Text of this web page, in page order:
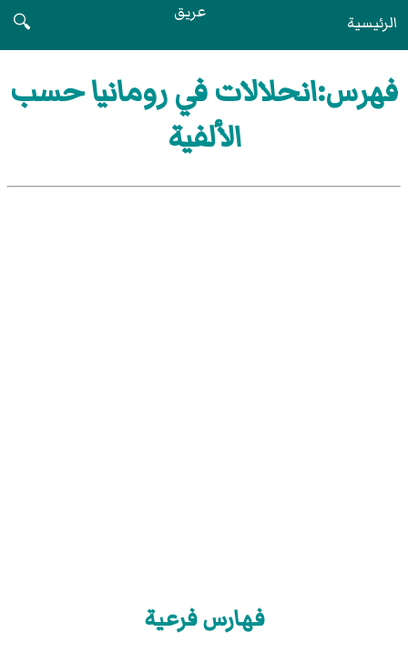
الرئيسية عريق
🔍
فهرس:انحلالات في رومانيا حسب
الألفية
فهارس فرعية